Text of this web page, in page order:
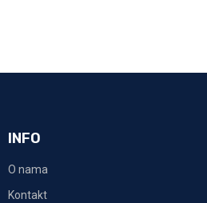
INFO
O nama
Kontakt